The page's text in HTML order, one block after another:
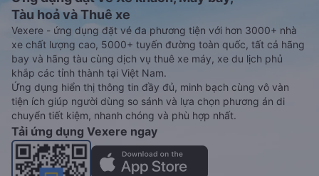
Tàu hoả và Thuê xe
Vexere - ứng dụng đặt vé đa phương tiện với hơn 3000+ nhà
xe chất lượng cao, 5000+ tuyến đường toàn quốc, tất cả hãng
bay và hãng tàu cùng dịch vụ thuê xe máy, xe du lịch phủ
khắp các tỉnh thành tại Việt Nam.
Ứng dụng hiển thị thông tin đầy đủ, minh bạch cùng vô vàn
tiện ích giúp người dùng so sánh và lựa chọn phương án di
chuyển tiết kiệm, nhanh chóng và phù hợp nhất.
Tải ứng dụng Vexere ngay